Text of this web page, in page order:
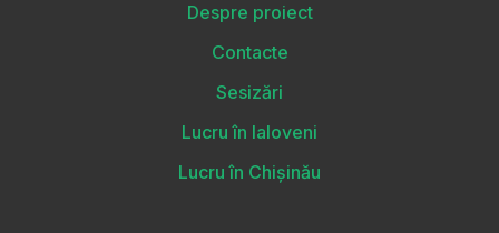
Despre proiect
Contacte
Sesizări
Lucru în Ialoveni
Lucru în Chișinău